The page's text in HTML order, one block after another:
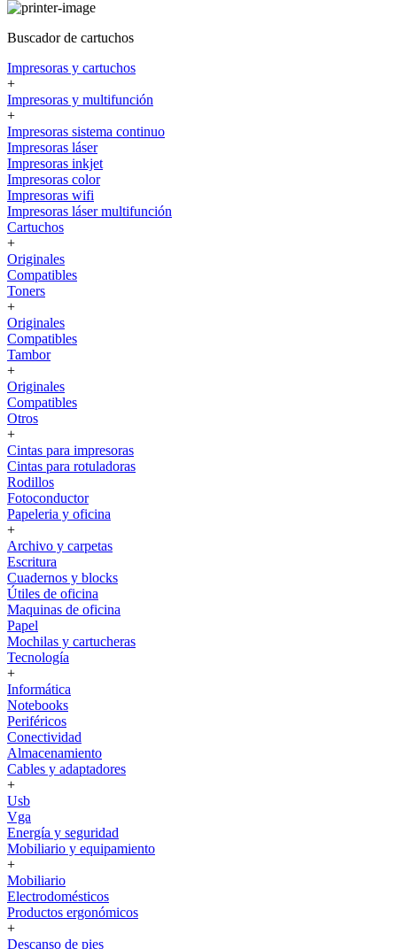
Buscador de cartuchos
Impresoras y cartuchos
+
Impresoras y multifunción
+
Impresoras sistema continuo
Impresoras láser
Impresoras inkjet
Impresoras color
Impresoras wifi
Impresoras láser multifunción
Cartuchos
+
Originales
Compatibles
Toners
+
Originales
Compatibles
Tambor
+
Originales
Compatibles
Otros
+
Cintas para impresoras
Cintas para rotuladoras
Rodillos
Fotoconductor
Papeleria y oficina
+
Archivo y carpetas
Escritura
Cuadernos y blocks
Útiles de oficina
Maquinas de oficina
Papel
Mochilas y cartucheras
Tecnología
+
Informática
Notebooks
Periféricos
Conectividad
Almacenamiento
Cables y adaptadores
+
Usb
Vga
Energía y seguridad
Mobiliario y equipamiento
+
Mobiliario
Electrodomésticos
Productos ergonómicos
+
Descanso de pies